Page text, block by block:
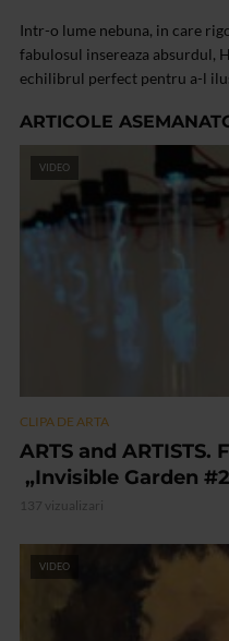
Intr-o lume nebuna, in care
fabulosul insereaza absurdul,
echilibrul perfect pentru a-l
ARTICOLE
VIDEO
CLIPA DE ARTA
ARTS and ARTISTS.
„Invisible Garden
137 vizualizari
VIDEO